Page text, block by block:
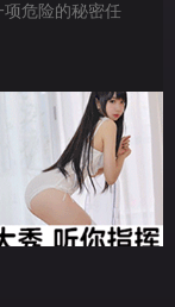
项危险的秘密任